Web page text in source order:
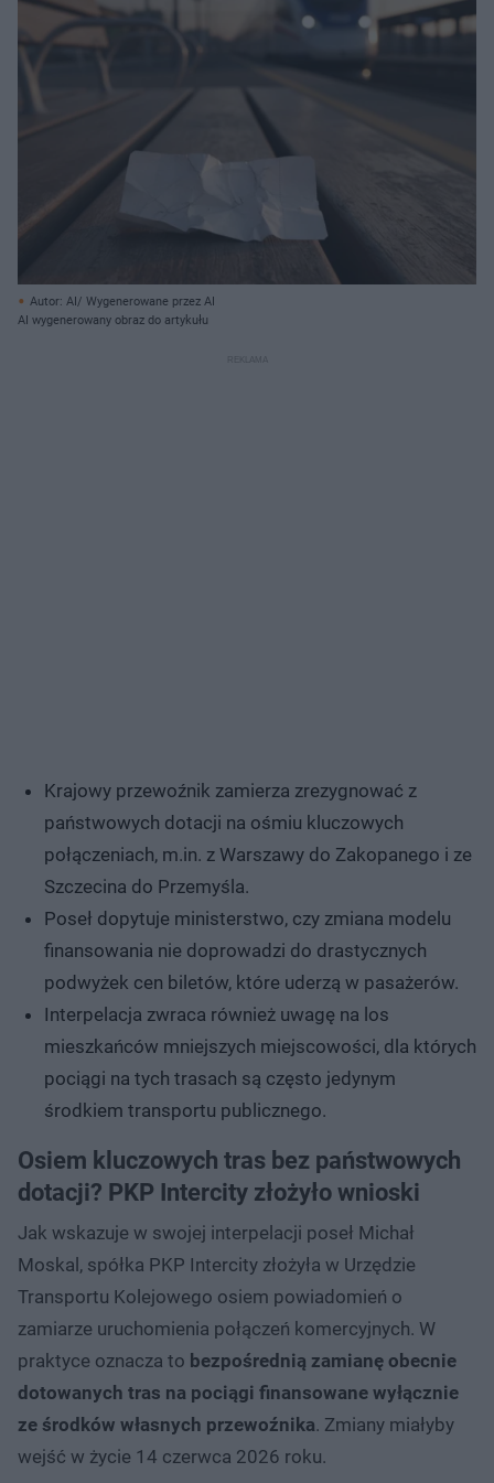
Autor: AI/ Wygenerowane przez AI
AI wygenerowany obraz do artykułu
Krajowy przewoźnik zamierza zrezygnować z
państwowych dotacji na ośmiu kluczowych
połączeniach, m.in. z Warszawy do Zakopanego i ze
Szczecina do Przemyśla.
Poseł dopytuje ministerstwo, czy zmiana modelu
finansowania nie doprowadzi do drastycznych
podwyżek cen biletów, które uderzą w pasażerów.
Interpelacja zwraca również uwagę na los
mieszkańców mniejszych miejscowości, dla których
pociągi na tych trasach są często jedynym
środkiem transportu publicznego.
Osiem kluczowych tras bez państwowych
dotacji? PKP Intercity złożyło wnioski
Jak wskazuje w swojej interpelacji poseł Michał
Moskal, spółka PKP Intercity złożyła w Urzędzie
Transportu Kolejowego osiem powiadomień o
zamiarze uruchomienia połączeń komercyjnych. W
praktyce oznacza to bezpośrednią zamianę obecnie
dotowanych tras na pociągi finansowane wyłącznie
ze środków własnych przewoźnika. Zmiany miałyby
wejść w życie 14 czerwca 2026 roku.